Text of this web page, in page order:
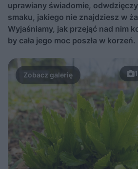
uprawiany świadomie,
smaku, jakiego nie znajdziesz w
Wyjaśniamy, jak przejąć nad nim
by cała jego moc poszła w korzeń.